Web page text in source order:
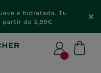
e hidratada. Tu
partir de 3,99€